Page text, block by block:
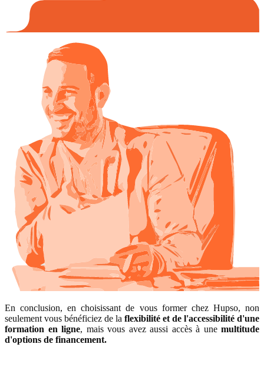
En conclusion, en choisissant de vous former chez Hupso, non
seulement vous bénéficiez de la flexibilité et de l'accessibilité d'une
formation en ligne, mais vous avez aussi accès à une multitude
d'options de financement.